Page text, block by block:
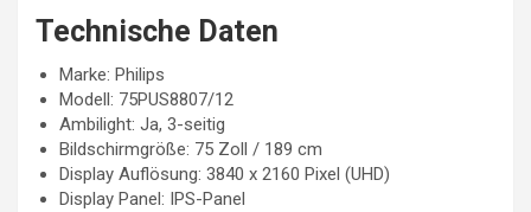
Technische Daten
Marke: Philips
Modell: 75PUS8807/12
Ambilight: Ja, 3-seitig
Bildschirmgröße: 75 Zoll / 189 cm
Display Auflösung: 3840 x 2160 Pixel (UHD)
Display Panel: IPS-Panel